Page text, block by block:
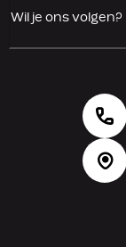
Wil je ons volgen?